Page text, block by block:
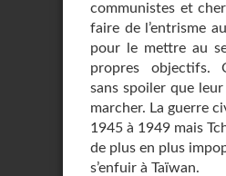
communistes et
faire de l’entrisme
pour le mettre au
propres objectifs.
sans spoiler que
marcher. La guerre
1945 à 1949 mais
de plus en plus
s’enfuir à Taïwan.